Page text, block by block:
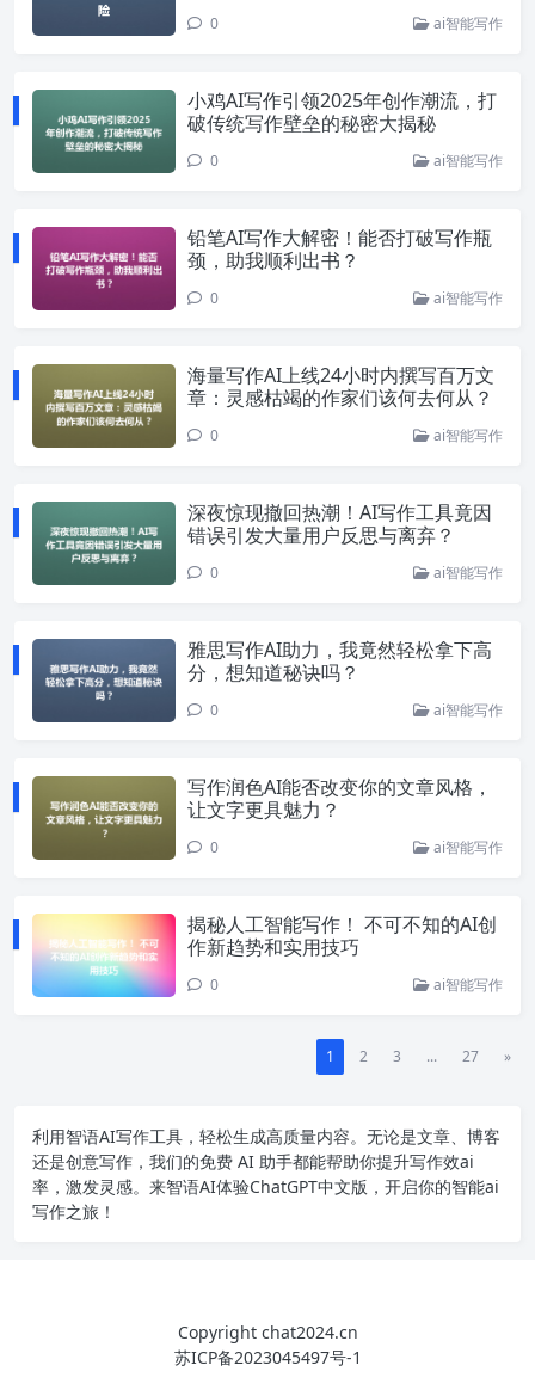
0 ai智能写作
小鸡AI写作引领2025年创作潮流，打
破传统写作壁垒的秘密大揭秘
0 ai智能写作
铅笔AI写作大解密！能否打破写作瓶
颈，助我顺利出书？
0 ai智能写作
海量写作AI上线24小时内撰写百万文
章：灵感枯竭的作家们该何去何从？
0 ai智能写作
深夜惊现撤回热潮！AI写作工具竟因
错误引发大量用户反思与离弃？
0 ai智能写作
雅思写作AI助力，我竟然轻松拿下高
分，想知道秘诀吗？
0 ai智能写作
写作润色AI能否改变你的文章风格，
让文字更具魅力？
0 ai智能写作
揭秘人工智能写作！ 不可不知的AI创
作新趋势和实用技巧
0 ai智能写作
1 2 3 ... 27 »
利用智语AI写作工具，轻松生成高质量内容。无论是文章、博客
还是创意写作，我们的免费 AI 助手都能帮助你提升写作效ai
率，激发灵感。来智语AI体验ChatGPT中文版 ，开启你的智能ai
写作之旅！
Copyright chat2024.cn
苏ICP备2023045497号-1